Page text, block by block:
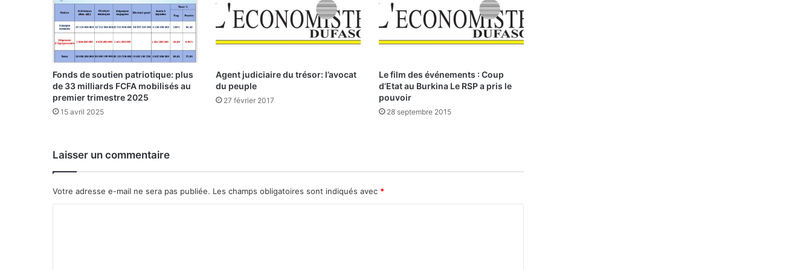
o
n
c
e
a
f
i
n
m
o
o
L
t
d
Fonds de soutien patriotique: plus
de 33 milliards FCFA mobilisés au
premier trimestre 2025
15 avril 2025
Agent judiciaire du trésor: l’avocat
du peuple
27 février 2017
Le film des événements : Coup
d’Etat au Burkina Le RSP a pris le
pouvoir
28 septembre 2015
Laisser un commentaire
Votre adresse e-mail ne sera pas publiée. Les champs obligatoires sont indiqués avec *